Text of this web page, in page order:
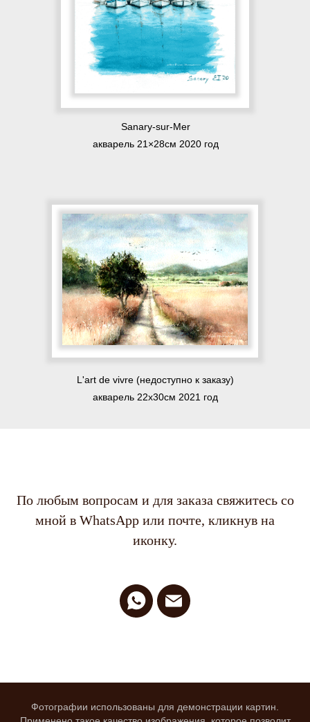
Sanary-sur-Mer
акварель 21×28см 2020 год
L'art de vivre (недоступно к заказу)
акварель 22х30см 2021 год
По любым вопросам и для заказа свяжитесь со
мной в WhatsApp или почте, кликнув на
иконку.
Фотографии использованы для демонстрации картин.